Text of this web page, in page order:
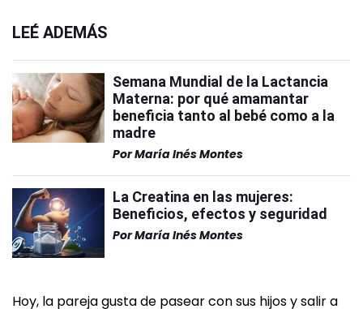
LEÉ ADEMÁS
Semana Mundial de la Lactancia
Materna: por qué amamantar
beneficia tanto al bebé como a la
madre
PorMaría Inés Montes
La Creatina en las mujeres:
Beneficios, efectos y seguridad
PorMaría Inés Montes
Hoy, la pareja gusta de pasear con sus hijos y salir a